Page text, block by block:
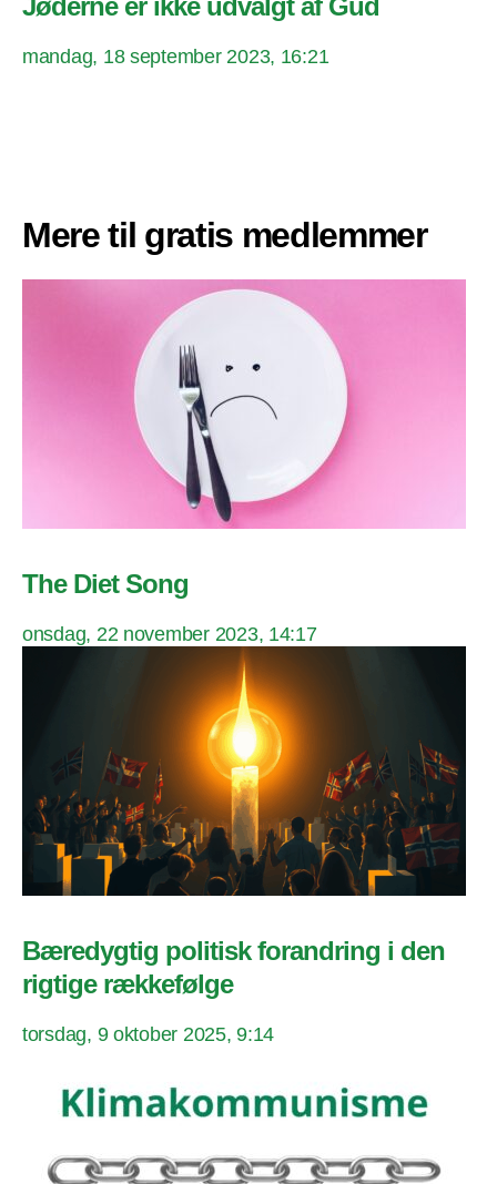
Jøderne er ikke udvalgt af Gud
mandag, 18 september 2023, 16:21
Mere til gratis medlemmer
The Diet Song
onsdag, 22 november 2023, 14:17
Bæredygtig politisk forandring i den
rigtige rækkefølge
torsdag, 9 oktober 2025, 9:14